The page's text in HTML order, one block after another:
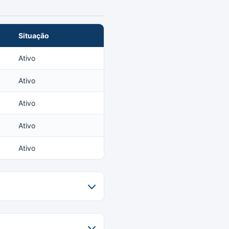
Situação
Ativo
Ativo
Ativo
Ativo
Ativo